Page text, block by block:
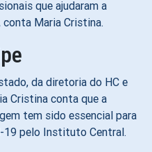
que ajudaram a
conta Maria Cristina.
da diretoria do HC e
Cristina conta que a
tem sido essencial para
19 pelo Instituto Central.